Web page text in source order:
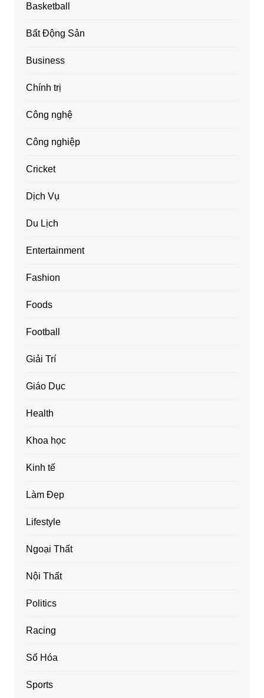
Basketball
Bất Động Sản
Business
Chính trị
Công nghệ
Công nghiệp
Cricket
Dịch Vụ
Du Lịch
Entertainment
Fashion
Foods
Football
Giải Trí
Giáo Dục
Health
Khoa học
Kinh tế
Làm Đẹp
Lifestyle
Ngoại Thất
Nội Thất
Politics
Racing
Số Hóa
Sports